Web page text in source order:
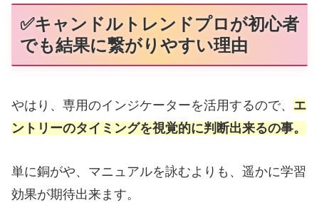
✅キャンドルトレンドプロが初心者
でも結果に繋がりやすい理由
やはり、専用のインジケーターを活用するので、 エ
ントリーのタイミングを視覚的に判断出来るの事。
単に銅がや、マニュアルを詠むよりも、遥かに学習
効果が期待出来ます。